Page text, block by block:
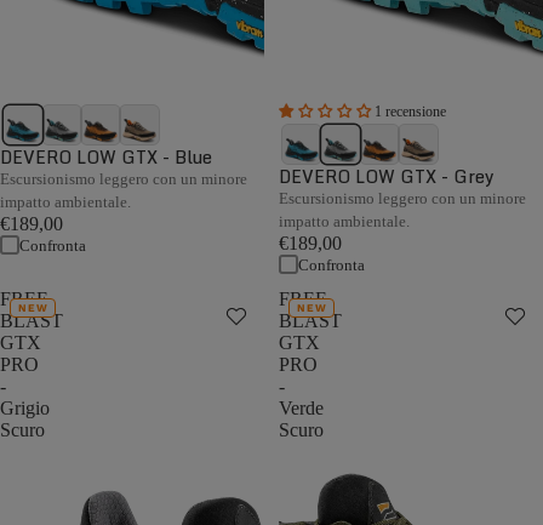
DEVERO LOW GTX - Blue
Escursionismo leggero con un minore
impatto ambientale.
€189,00
Confronta
1 recensione
DEVERO LOW GTX - Grey
Escursionismo leggero con un minore
impatto ambientale.
€189,00
Confronta
FREE
BLAST
GTX
PRO
-
Grigio
Scuro
NEW
FREE
BLAST
GTX
PRO
-
Verde
Scuro
NEW